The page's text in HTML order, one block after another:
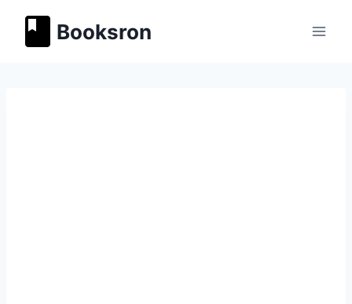
содержимому
Booksron